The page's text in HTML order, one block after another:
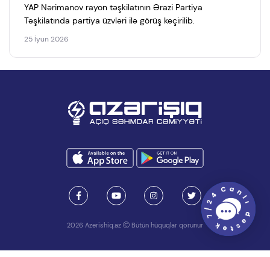
YAP Nərimanov rayon təşkilatının Ərazi Partiya
Təşkilatında partiya üzvləri ilə görüş keçirilib.
25 İyun 2026
2026 Azerishiq.az Bütün hüquqlar qorunur